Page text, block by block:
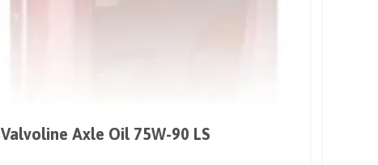
Valvoline Axle Oil 75W-90 LS